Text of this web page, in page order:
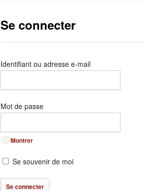
Se connecter
Identifiant ou adresse e-mail
Mot de passe
Montrer
Se souvenir de moi